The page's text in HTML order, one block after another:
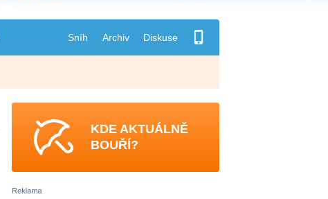
Sníh Archiv Diskuse
KDE AKTUÁLNĚ
BOUŘÍ?